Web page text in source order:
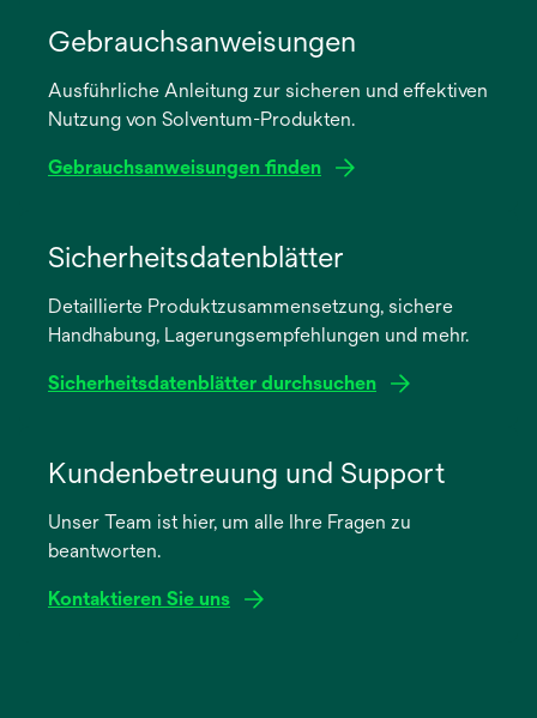
Gebrauchsanweisungen
Ausführliche Anleitung zur sicheren und effektiven
Nutzung von Solventum-Produkten.
Gebrauchsanweisungen finden
neuen
Registerkarte
Sicherheitsdatenblätter
Detaillierte Produktzusammensetzung, sichere
Handhabung, Lagerungsempfehlungen und mehr.
Sicherheitsdatenblätter durchsuchen
neuen
Registerkarte
Kundenbetreuung und Support
Unser Team ist hier, um alle Ihre Fragen zu
beantworten.
Kontaktieren Sie uns